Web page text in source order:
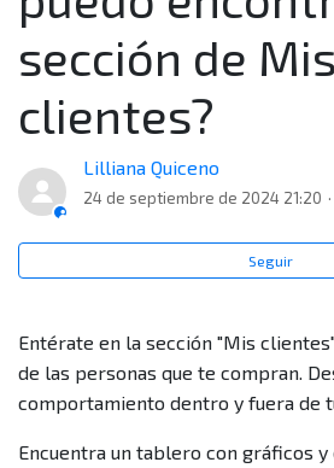
¿Por qué no tengo acceso a Mis
servicio de ventas con tarjetas
Cumplo los requisitos para usar la
clientes, pero no encuentro datos
qué?
¿Que debo hacer para ver la
de venta que no puedo
¿Cuál es la principal diferencia
Contexto de mercado y Mis
uno?
sección de Mis
clientes?
Lilliana Quiceno
24 de septiembre de 2024 21:20
Seguir
Entérate en la sección "Mis
de las personas que te compran.
comportamiento dentro y fuera de
Encuentra un tablero con gráficos